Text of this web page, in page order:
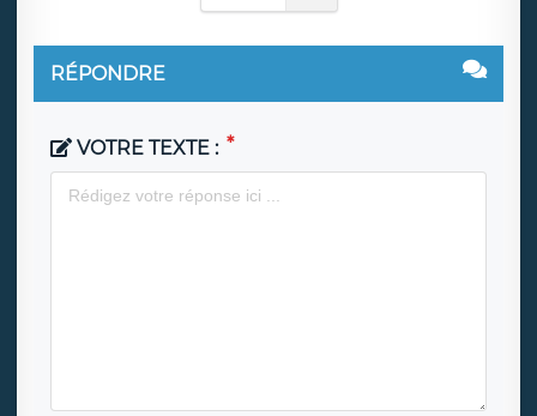
RÉPONDRE
VOTRE TEXTE :